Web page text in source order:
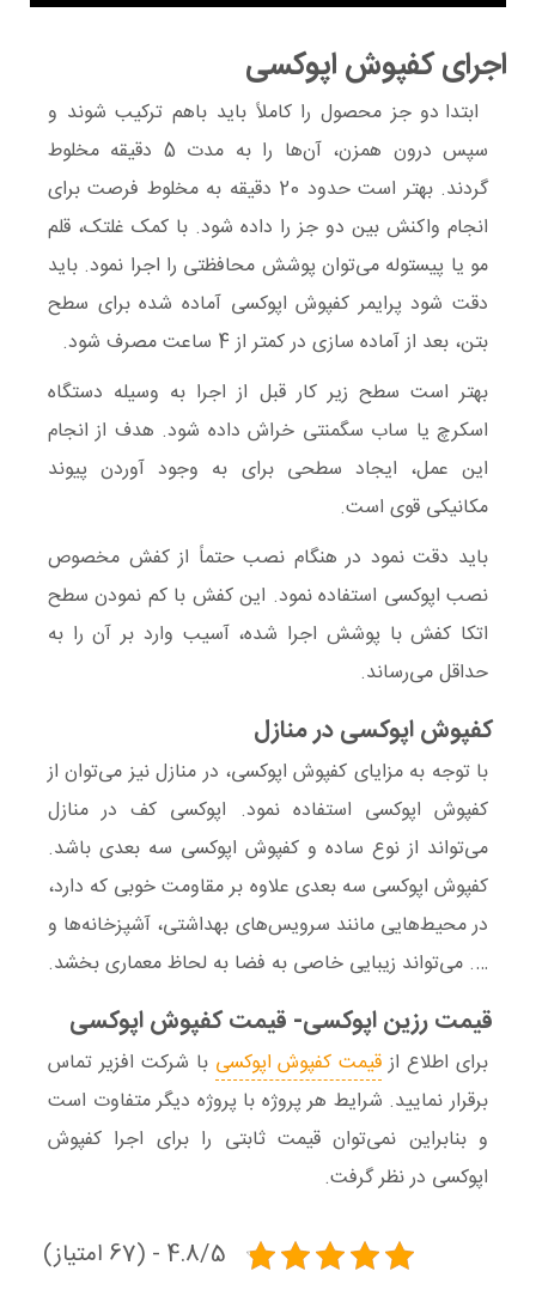
اجرای کفپوش اپوکسی
ابتدا دو جز محصول را کاملاً باید باهم ترکیب شوند و
سپس درون همزن، آن‌ها را به مدت 5 دقیقه مخلوط
گردند. بهتر است حدود 20 دقیقه به مخلوط فرصت برای
انجام واکنش بین دو جز را داده شود. با کمک غلتک، قلم
مو یا پیستوله می‌توان پوشش محافظتی را اجرا نمود. باید
دقت شود پرایمر کفپوش‌ اپوکسی آماده شده برای سطح
بتن، بعد از آماده سازی در کمتر از 4 ساعت مصرف شود.
بهتر است سطح زیر کار قبل از اجرا به وسیله دستگاه
اسکرچ یا ساب سگمنتی خراش داده شود. هدف از انجام
این عمل، ایجاد سطحی برای به وجود آوردن پیوند
مکانیکی قوی است.
باید دقت نمود در هنگام نصب حتماً از کفش مخصوص
نصب اپوکسی استفاده نمود. این کفش با کم نمودن سطح
اتکا کفش با پوشش اجرا شده، آسیب وارد بر آن را به
حداقل می‌رساند.
کفپوش اپوکسی در منازل
با توجه به مزایای کفپوش‌ ‌اپوکسی، در منازل نیز می‌توان از
کفپوش اپوکسی استفاده نمود. اپوکسی کف در منازل
می‌تواند از نوع ساده و کفپوش اپوکسی سه بعدی باشد.
کفپوش اپوکسی سه بعدی علاوه بر مقاومت خوبی که دارد،
در محیط‌هایی مانند سرویس‌های بهداشتی، آشپزخانه‌ها و
…. می‌تواند زیبایی خاصی به فضا به لحاظ معماری بخشد.
قیمت رزین اپوکسی- قیمت کفپوش اپوکسی
برای اطلاع ازقیمت ‌کفپوش‌ اپوکسی با شرکت افزیر تماس
برقرار نمایید. شرایط هر پروژه با پروژه دیگر متفاوت است
و بنابراین نمی‌توان قیمت ثابتی را برای اجرا کفپوش
اپوکسی در نظر گرفت.
4.8/5 - (67 امتیاز)